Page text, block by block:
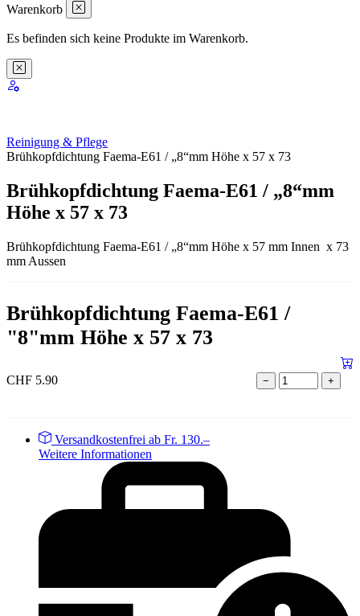
Warenkorb
Es befinden sich keine Produkte im Warenkorb.
Reinigung & Pflege
Brühkopfdichtung Faema-E61 / „8“mm Höhe x 57 x 73
Brühkopfdichtung Faema-E61 / „8“mm
Höhe x 57 x 73
Brühkopfdichtung Faema-E61 / „8“mm Höhe x 57 mm Innen x 73
mm Aussen
Brühkopfdichtung Faema-E61 /
"8"mm Höhe x 57 x 73
CHF 5.90 − +
Versandkostenfrei ab Fr. 130.–
Weitere Informationen